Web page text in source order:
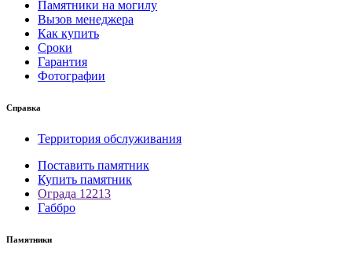
Памятники на могилу
Вызов менеджера
Как купить
Сроки
Гарантия
Фотографии
Справка
Территория обслуживания
Поставить памятник
Купить памятник
Ограда 12213
Габбро
Памятники